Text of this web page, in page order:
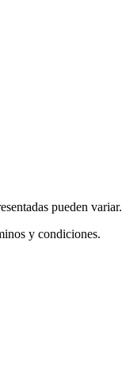
pueden variar.
y condiciones.